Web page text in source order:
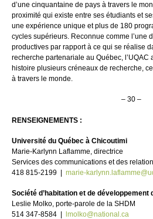
d’une cinquantaine de pays à travers le
proximité qui existe entre ses étudiants et
une expérience unique et plus de 180
cycles supérieurs. Reconnue comme l’une
productives par rapport à ce qui se réalise
recherche partenariale au Québec, l’UQAC
histoire plusieurs créneaux de recherche,
à travers le monde.
– 30 –
RENSEIGNEMENTS :
Université du Québec à Chicoutimi
Marie-Karlynn Laflamme, directrice
Services des communications et des
418 815-2199 | marie-
Société d’habitation et de développement
Leslie Molko, porte-parole de la SHDM
514 347-8584 |
lmolko@national.ca